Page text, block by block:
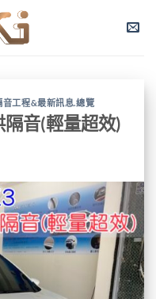
音工程&最新訊息.總覽
隔音(輕量超效)